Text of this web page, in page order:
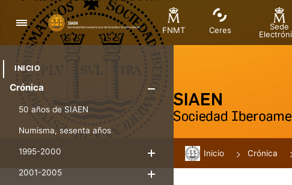
Navigation
FNMT Ceres
Sede
INICIO
Crónica
50 años de SIAEN
Numisma, sesenta años
1995-2000
Show/Hide
2001-2005
Inicio Crónica